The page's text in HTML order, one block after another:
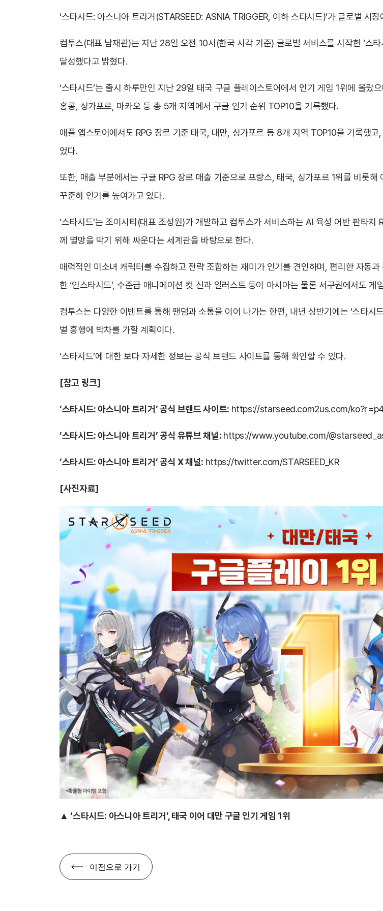
‘스타시드: 아스니아 트리거(STARSEED: ASNIA TRIGGER, 이하 스타시드)’가 글로벌 시
컴투스(대표 남재관)는 지난 28일 오전 10시(한국 시각 기준) 글로벌 서비스를 시작한 ‘스
달성했다고 밝혔다.
‘스타시드’는 출시 하루만인 지난 29일 태국 구글 플레이스토어에서 인기 게임 1위에 올랐
홍콩, 싱가포르, 마카오 등 총 5개 지역에서 구글 인기 순위 TOP10을 기록했다.
애플 앱스토어에서도 RPG 장르 기준 태국, 대만, 싱가포르 등 8개 지역 TOP10을 기록했
었다.
또한, 매출 부분에서는 구글 RPG 장르 매출 기준으로 프랑스, 태국, 싱가포르 1위를 비롯
꾸준히 인기를 높여가고 있다.
‘스타시드’는 조이시티(대표 조성원)가 개발하고 컴투스가 서비스하는 AI 육성 어반 판타지
께 멸망을 막기 위해 싸운다는 세계관을 바탕으로 한다.
매력적인 미소녀 캐릭터를 수집하고 전략 조합하는 재미가 인기를 견인하며, 편리한 자동
한 ‘인스타시드’, 수준급 애니메이션 컷 신과 일러스트 등이 아시아는 물론 서구권에서도 게
컴투스는 다양한 이벤트를 통해 팬덤과 소통을 이어 나가는 한편, 내년 상반기에는 ‘스타
벌 흥행에 박차를 가할 계획이다.
‘스타시드’에 대한 보다 자세한 정보는 공식 브랜드 사이트를 통해 확인할 수 있다.
[참고 링크]
’스타시드: 아스니아 트리거’ 공식 브랜드 사이트: https://starseed.com2us.com/ko?r=p4
’스타시드: 아스니아 트리거’ 공식 유튜브 채널: https://www.youtube.com/
’스타시드: 아스니아 트리거’ 공식 X 채널: https://twitter.com/STARSEED_KR
[사진자료]
▲‘스타시드: 아스니아 트리거’, 태국 이어 대만 구글 인기 게임 1위
이전으로 가기